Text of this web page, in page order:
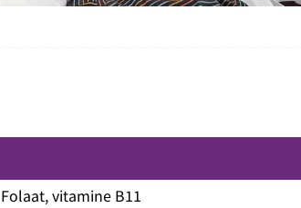
Folaat, vitamine B11